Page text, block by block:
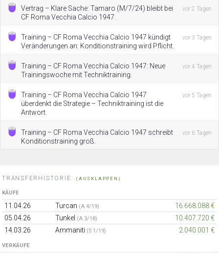
Vertrag – Klare Sache: Tamaro (M/7/24) bleibt bei
CF Roma Vecchia Calcio 1947.
vor 2 Tagen
Training – CF Roma Vecchia Calcio 1947 kündigt
Veränderungen an: Konditionstraining wird Pflicht.
vor 3 Tagen
Training – CF Roma Vecchia Calcio 1947: Neue
Trainingswoche mit Techniktraining.
vor 4 Tagen
Training – CF Roma Vecchia Calcio 1947
überdenkt die Strategie – Techniktraining ist die
Antwort.
vor 5 Tagen
Training – CF Roma Vecchia Calcio 1947 schreibt
Konditionstraining groß.
vor 6 Tagen
TRANSFERHISTORIE: (AUSKLAPPEN)
KÄUFE
11.04.26 Turcan (A 4/19)
16.668.088 €
05.04.26
Tunkel (A 3/18)
10.407.720 €
14.03.26
Ammaniti (S 1/19) 2.040.001 €
VERKÄUFE